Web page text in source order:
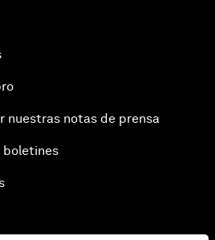
nuestras notas de prensa
boletines